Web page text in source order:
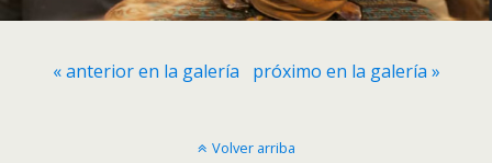
« anterior en la galería próximo en la galería »
Volver arriba